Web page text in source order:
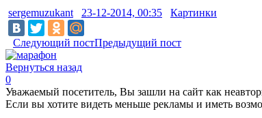
sergemuzukant 23-12-2014, 00:35 Картинки
Следующий постПредыдущий пост
Вернуться назад
0
Уважаемый посетитель, Вы зашли на сайт как
Если вы хотите видеть меньше рекламы и иметь